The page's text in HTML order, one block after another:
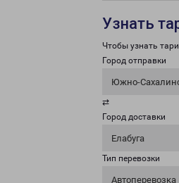
Узнать
Чтобы узнать
Город отправки
Южно-
⇄
Город доставки
Елабуга
Тип перевозки
Автоперевозка